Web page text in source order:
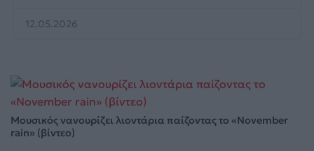
12.05.2026
Μουσικός νανουρίζει λιοντάρια παίζοντας το «November
rain» (βίντεο)